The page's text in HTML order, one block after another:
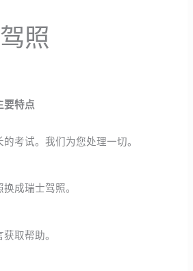
照
要特点
考试。我们为您处理一切。
成瑞士驾照。
取帮助。